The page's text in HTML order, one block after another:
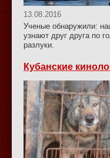
13.08.2016
Ученые обнаружили:
узнают друг друга по
разлуки.
Кубанские